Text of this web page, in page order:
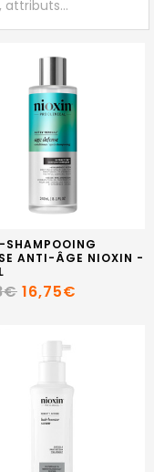
SHAMPOOING
ANTI-ÂGE NIOXIN -
16,75€